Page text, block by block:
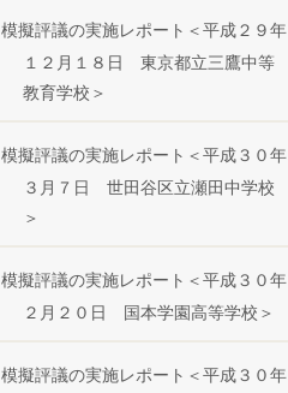
模擬評議の実施レポート＜平成２９年
１２月１８日 東京都立三鷹中等
教育学校＞
模擬評議の実施レポート＜平成３０年
３月７日 世田谷区立瀬田中学校
＞
模擬評議の実施レポート＜平成３０年
２月２０日 国本学園高等学校＞
模擬評議の実施レポート＜平成３０年